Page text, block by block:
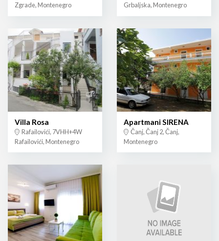
Zgrade, Montenegro
Grbaljska, Montenegro
Villa Rosa
Rafailovići, 7VHH+4W
Rafailovići, Montenegro
Apartmani SIRENA
Čanj, Čanj 2, Čanj,
Montenegro